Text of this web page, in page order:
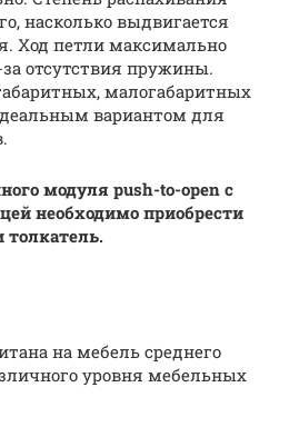
насколько выдвигается
Ход петли максимально
отсутствия пружины.
малогабаритных
вариантом для
модуля push-to-open с
необходимо приобрести
толкатель.
на мебель среднего
уровня мебельных